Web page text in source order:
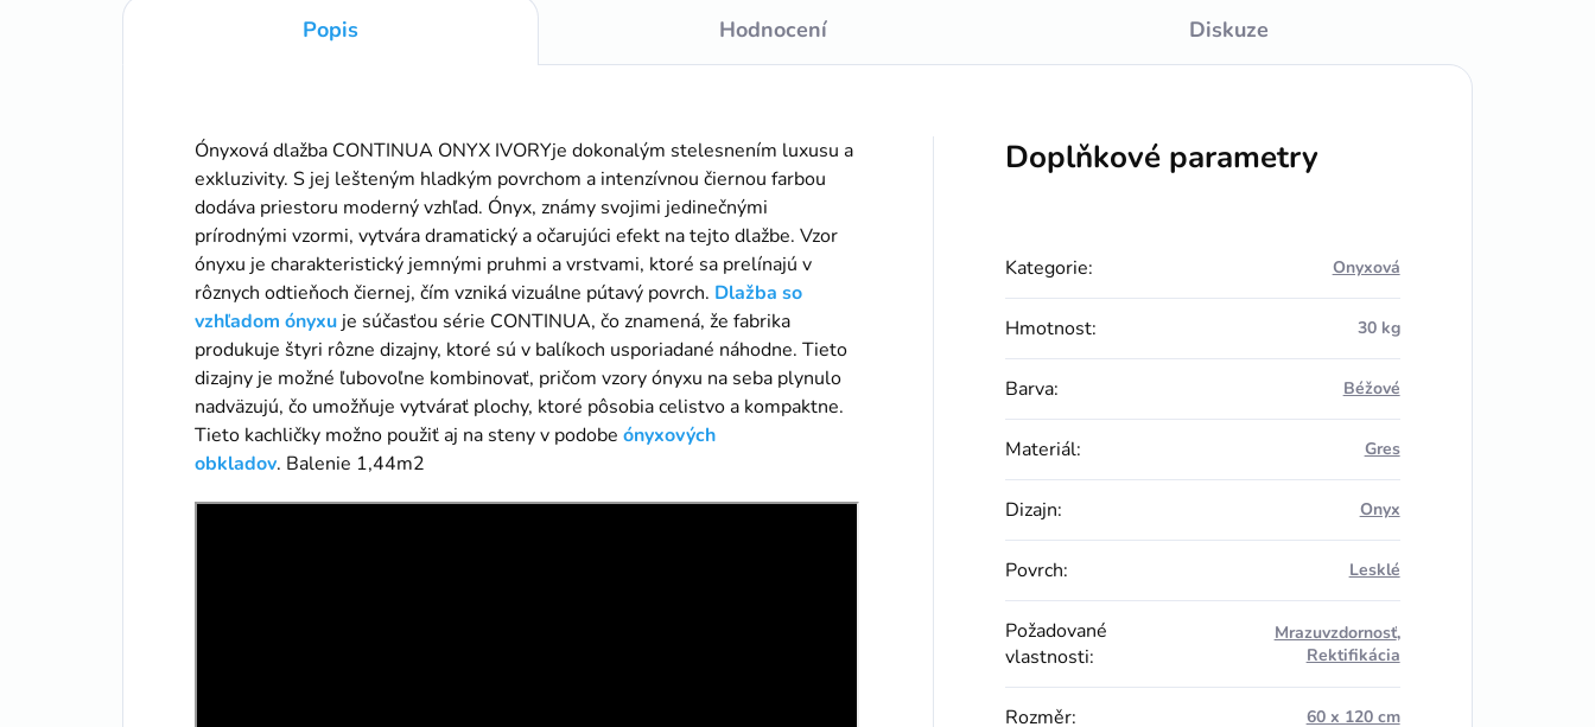
Popis Hodnocení Diskuze
Ónyxová dlažba CONTINUA ONYX IVORYje dokonalým stelesnením luxusu a
exkluzivity. S jej lešteným hladkým povrchom a intenzívnou čiernou farbou
dodáva priestoru moderný vzhľad. Ónyx, známy svojimi jedinečnými
prírodnými vzormi, vytvára dramatický a očarujúci efekt na tejto dlažbe. Vzor
ónyxu je charakteristický jemnými pruhmi a vrstvami, ktoré sa prelínajú v
rôznych odtieňoch čiernej, čím vzniká vizuálne pútavý povrch. Dlažba so
vzhľadom ónyxu je súčasťou série CONTINUA, čo znamená, že fabrika
produkuje štyri rôzne dizajny, ktoré sú v balíkoch usporiadané náhodne. Tieto
dizajny je možné ľubovoľne kombinovať, pričom vzory ónyxu na seba plynulo
nadväzujú, čo umožňuje vytvárať plochy, ktoré pôsobia celistvo a kompaktne.
Tieto kachličky možno použiť aj na steny v podobe ónyxových
obkladov. Balenie 1,44m2
Doplňkové parametry
Kategorie: Onyxová
Hmotnost: 30 kg
Barva: Béžové
Materiál: Gres
Dizajn: Onyx
Povrch: Lesklé
Požadované
vlastnosti:
Mrazuvzdornosť,
Rektifikácia
Rozměr: 60 x 120 cm